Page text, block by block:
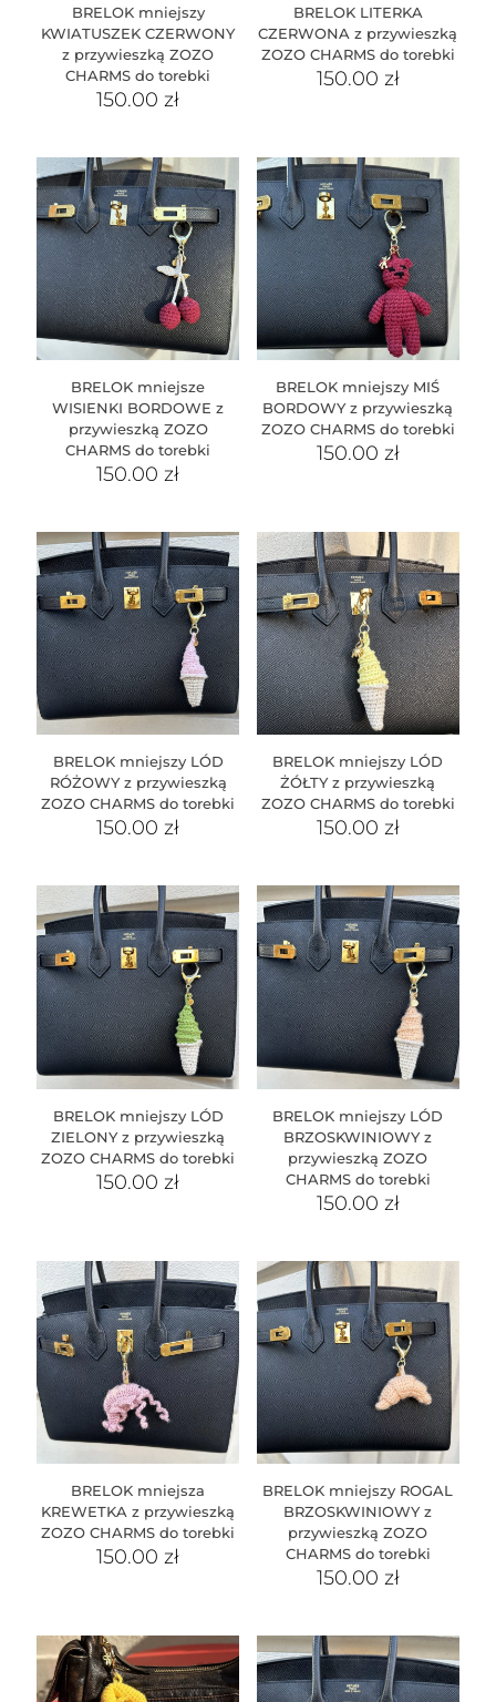
BRELOK mniejszy
KWIATUSZEK CZERWONY
z przywieszką ZOZO
CHARMS do torebki
150.00zł
BRELOK LITERKA
CZERWONA z przywieszką
ZOZO CHARMS do torebki
150.00 zł
BRELOK mniejsze
WISIENKI BORDOWE z
przywieszką ZOZO
CHARMS do torebki
150.00zł
BRELOK mniejszy MIŚ
BORDOWY z przywieszką
ZOZO CHARMS do torebki
150.00 zł
BRELOK mniejszy LÓD
RÓŻOWY z przywieszką
ZOZO CHARMS do torebki
150.00zł
BRELOK mniejszy LÓD
ŻÓŁTY z przywieszką
ZOZO CHARMS do torebki
150.00 zł
BRELOK mniejszy LÓD
ZIELONY z przywieszką
ZOZO CHARMS do torebki
150.00zł
BRELOK mniejszy LÓD
BRZOSKWINIOWY z
przywieszką ZOZO
CHARMS do torebki
150.00 zł
BRELOK mniejsza
KREWETKA z przywieszką
ZOZO CHARMS do torebki
150.00zł
BRELOK mniejszy ROGAL
BRZOSKWINIOWY z
przywieszką ZOZO
CHARMS do torebki
150.00 zł